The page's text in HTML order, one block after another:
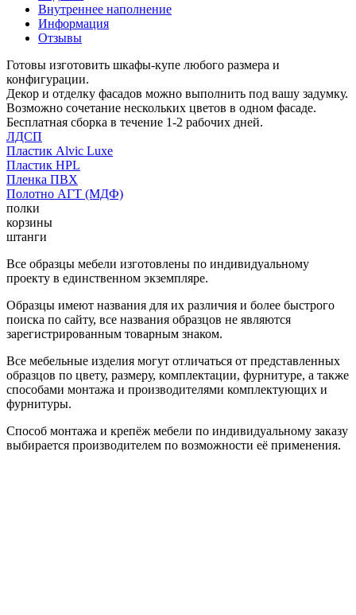
Внутреннее наполнение
Информация
Отзывы
Готовы изготовить шкафы-купе любого размера и
конфигурации.
Декор и отделку фасадов можно выполнить под вашу задумку.
Возможно сочетание нескольких цветов в одном фасаде.
Бесплатная сборка в течение 1-2 рабочих дней.
ЛДСП
Пластик Alvic Luxe
Пластик HPL
Пленка ПВХ
Полотно АГТ (МДФ)
полки
корзины
штанги
Все образцы мебели изготовлены по индивидуальному
проекту в единственном экземпляре.
Образцы имеют названия для их различия и более быстрого
поиска по сайту, все названия образцов не являются
зарегистрированным товарным знаком.
Все мебельные изделия могут отличаться от представленных
образцов по цвету, размеру, комплектации, фурнитуре, а также
способами монтажа и производителями комплектующих и
фурнитуры.
Способ монтажа и крепёж мебели по индивидуальному заказу
выбирается производителем по возможности её применения.